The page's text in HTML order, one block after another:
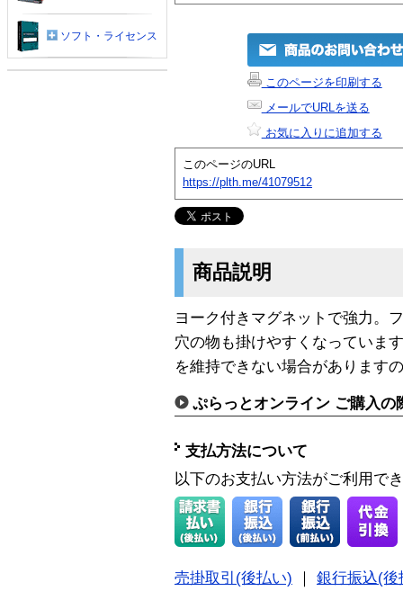
このページを印刷する
メールでURLを送る
お気に入りに追加する
このページのURL
https://plth.me/41079512
商品説明
ヨーク付きマグネットで強力。
穴の物も掛けやすくなっていま
を維持できない場合があります
ぷらっとオンライン ご購入の
支払方法について
以下のお支払い方法がご利用で
売掛取引(後払い)
銀行振込(後
ソフト・ライセンス